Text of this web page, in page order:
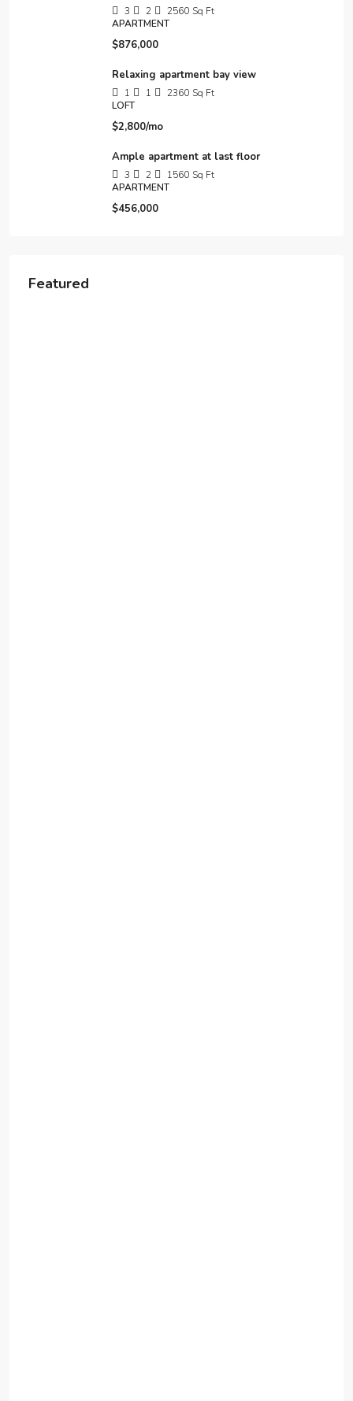
3 2 2560 Sq Ft
APARTMENT
$876,000
Relaxing apartment bay view
1 1 2360 Sq Ft
LOFT
$2,800/mo
Ample apartment at last floor
3 2 1560 Sq Ft
APARTMENT
$456,000
Featured